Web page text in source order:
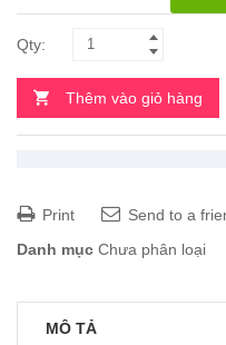
Thêm vào giỏ hàng
Print
Send to a
Danh mục Chưa phân loại
MÔ TẢ